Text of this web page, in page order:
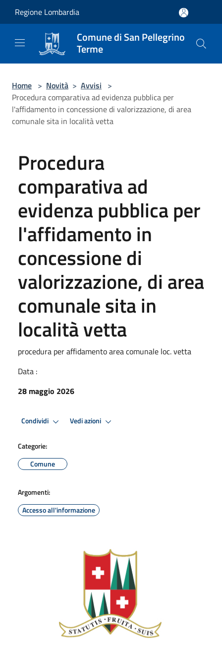
Regione Lombardia
Comune di San Pellegrino
Terme
Home > Novità > Avvisi >
Procedura comparativa ad evidenza pubblica per
l'affidamento in concessione di valorizzazione, di area
comunale sita in località vetta
Procedura
comparativa ad
evidenza pubblica per
l'affidamento in
concessione di
valorizzazione, di area
comunale sita in
località vetta
procedura per affidamento area comunale loc. vetta
Data :
28 maggio 2026
Condividi Vedi azioni
Categorie:
Comune
Argomenti:
Accesso all'informazione